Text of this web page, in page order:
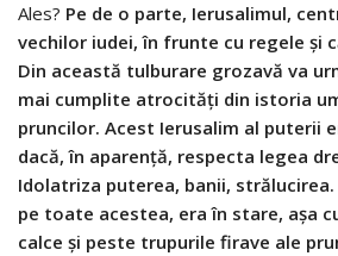
Ales? Pe de o parte, Ierusalimul,
vechilor iudei, în frunte cu regele și
Din această tulburare grozavă va
mai cumplite atrocități din istoria
pruncilor. Acest Ierusalim al puterii
dacă, în aparență, respecta legea
Idolatriza puterea, banii,
pe toate acestea, era în stare, așa
calce și peste trupurile firave ale